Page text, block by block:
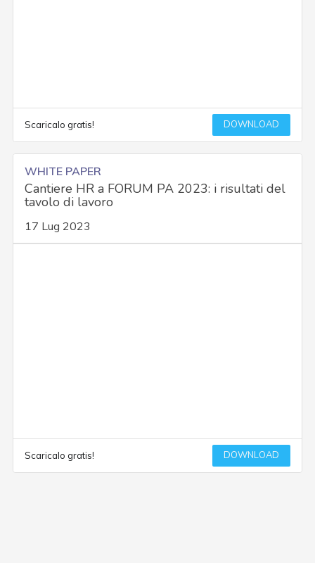
Scaricalo gratis! DOWNLOAD
WHITE PAPER
Cantiere HR a FORUM PA 2023: i risultati del
tavolo di lavoro
17 Lug 2023
Scaricalo gratis! DOWNLOAD